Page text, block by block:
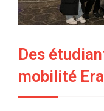
Des
mobilité